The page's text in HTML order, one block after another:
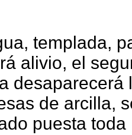
templada,
alivio, el
de arcilla,
puesta